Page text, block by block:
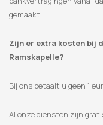
gemaakt.
Zijn er extra kosten bij
Ramskapelle?
Bij ons betaalt u geen 1
Al onze diensten zijn